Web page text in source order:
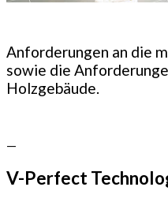
Anforderungen an die
sowie die
Holzgebäude.
—
V-Perfect